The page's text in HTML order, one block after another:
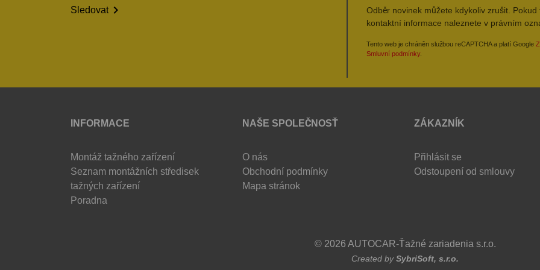
Sledovat
Odběr novinek můžete kdykoliv zrušit.
kontaktní informace naleznete v právním
Tento web je chráněn službou reCAPTCHA a platí Google
Smluvní podmínky.
INFORMACE
Montáž tažného zařízení
Seznam montážních středisek
tažných zařízení
Poradna
NAŠE SPOLEČNOSŤ
O nás
Obchodní podmínky
Mapa stránok
ZÁKAZNÍK
Přihlásit se
Odstoupení od smlouvy
© 2026 AUTOCAR-Ťažné zariadenia s.r.o.
Created bySybriSoft, s.r.o.